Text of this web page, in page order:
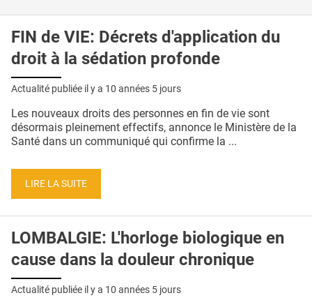
FIN de VIE: Décrets d'application du
droit à la sédation profonde
Actualité publiée il y a 10 années 5 jours
Les nouveaux droits des personnes en fin de vie sont
désormais pleinement effectifs, annonce le Ministère de la
Santé dans un communiqué qui confirme la ...
LIRE LA SUITE
LOMBALGIE: L'horloge biologique en
cause dans la douleur chronique
Actualité publiée il y a 10 années 5 jours